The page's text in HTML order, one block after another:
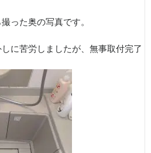
った奥の写真です。
に苦労しましたが、無事取付完了